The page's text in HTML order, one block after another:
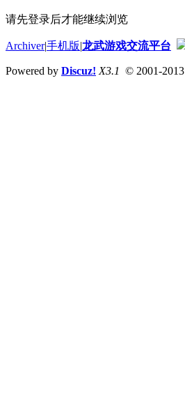
请先登录后才能继续浏览
Archiver|手机版|龙武游戏交流平台
Powered by Discuz! X3.1 © 2001-2013